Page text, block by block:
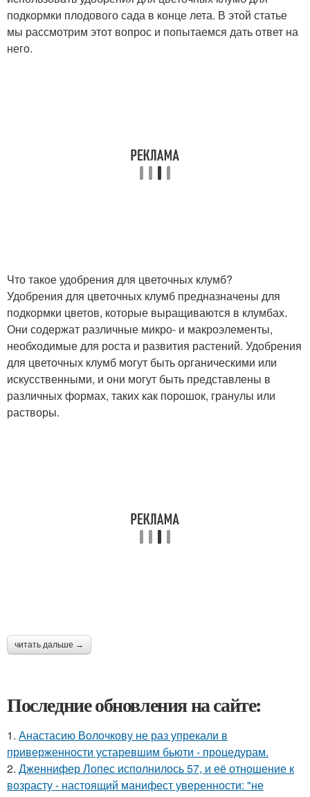
подкормки плодового сада в конце лета. В этой статье
мы рассмотрим этот вопрос и попытаемся дать ответ на
него.
Что такое удобрения для цветочных клумб?
Удобрения для цветочных клумб предназначены для
подкормки цветов, которые выращиваются в клумбах.
Они содержат различные микро- и макроэлементы,
необходимые для роста и развития растений. Удобрения
для цветочных клумб могут быть органическими или
искусственными, и они могут быть представлены в
различных формах, таких как порошок, гранулы или
растворы.
читать дальше →
Последние обновления на сайте:
1. Анастасию Волочкову не раз упрекали в
приверженности устаревшим бьюти - процедурам.
2. Дженнифер Лопес исполнилось 57, и её отношение к
возрасту - настоящий манифест уверенности: "не